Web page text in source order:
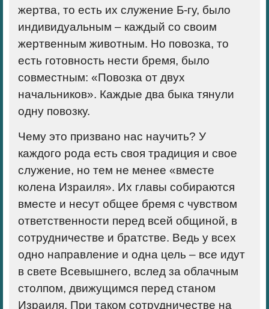
жертва, то есть их служение Б-гу, было
индивидуальным – каждый со своим
жертвенным животным. Но повозка, то
есть готовность нести бремя, было
совместным: «Повозка от двух
начальников». Каждые два быка тянули
одну повозку.
Чему это призвано нас научить? У
каждого рода есть своя традиция и свое
служение, но тем не менее «вместе
колена Израиля». Их главы собираются
вместе и несут общее бремя с чувством
ответственности перед всей общиной, в
сотрудничестве и братстве. Ведь у всех
одно направление и одна цель – все идут
в свете Всевышнего, вслед за облачным
столпом, движущимся перед станом
Израиля. При таком сотрудничестве на